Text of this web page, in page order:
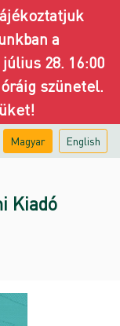
a
28. 16:00
szünetel.
Magyar English
Kiadó